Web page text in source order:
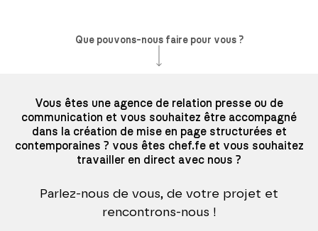
Que pouvons-nous faire pour vous ?
Vous êtes une agence de relation presse ou de
communication et vous souhaitez être accompagné
dans la création de mise en page structurées et
contemporaines ? vous êtes chef.fe et vous souhaitez
travailler en direct avec nous ?
Parlez-nous de vous, de votre projet et
rencontrons-nous !